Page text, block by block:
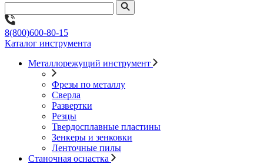
8(800)600-80-15
Каталог инструмента
Металлорежущий инструмент
Фрезы по металлу
Сверла
Развертки
Резцы
Твердосплавные пластины
Зенкеры и зенковки
Ленточные пилы
Станочная оснастка